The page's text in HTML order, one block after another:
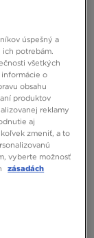
úspešný a
ich potrebám.
všetkých
informácie o
obsahu
produktov
reklamy
aj
zmeniť, a to
vyberte možnosť
zásadách